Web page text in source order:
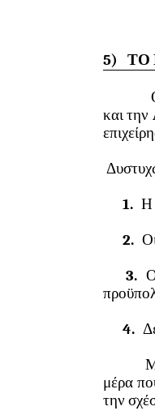
5) ΤΟ
Οι
και την
1. Η
2.
3.
4.
Με
μέρα
την